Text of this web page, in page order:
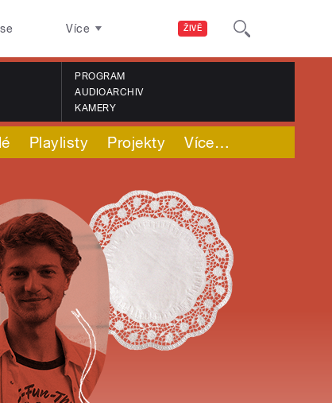
ŽIVĚ
Více
PROGRAM
AUDIOARCHIV
KAMERY
Playlisty Projekty Více…